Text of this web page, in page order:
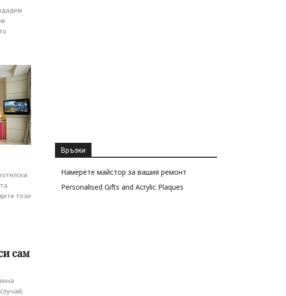
този
сам
Връзки
Намерете майстор за вашия ремонт
Personalised Gifts and Acrylic Plaques